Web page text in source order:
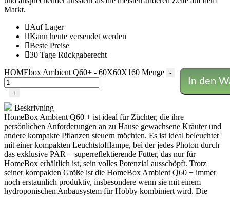
Markt.
Auf Lager
Kann heute versendet werden
Beste Preise
30 Tage Rückgaberecht
HOMEbox Ambient Q60+ - 60X60X160 Menge
-
+
In den
Beskrivning
HomeBox Ambient Q60 + ist ideal für Züchter, die ihre
persönlichen Anforderungen an zu Hause gewachsene Kräuter und
andere kompakte Pflanzen steuern möchten. Es ist ideal beleuchtet
mit einer kompakten Leuchtstofflampe, bei der jedes Photon durch
das exklusive PAR + superreflektierende Futter, das nur für
HomeBox erhältlich ist, sein volles Potenzial ausschöpft. Trotz
seiner kompakten Größe ist die HomeBox Ambient Q60 + immer
noch erstaunlich produktiv, insbesondere wenn sie mit einem
hydroponischen Anbausystem für Hobby kombiniert wird. Die